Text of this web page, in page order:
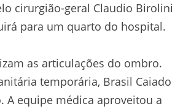
cirurgião-geral Claudio Birolini
para um quarto do hospital.
as articulações do ombro.
temporária, Brasil Caiado
A equipe médica aproveitou a